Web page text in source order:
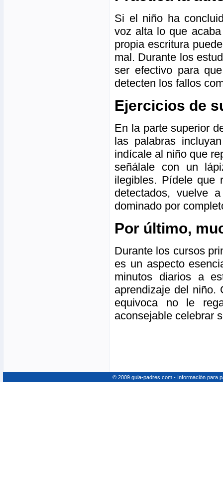
Si el niño ha
voz alta lo que
propia escritura
mal. Durante los
ser efectivo para
detecten los fallos
Ejercicios de
En la parte superior
las palabras
indícale al niño que
señálale con un
ilegibles. Pídele que
detectados, vuelve
dominado por
Por último,
Durante los cursos
es un aspecto
minutos diarios a
aprendizaje del
equivoca no le
aconsejable celebrar
© 2009 guia-padres.com - Información para